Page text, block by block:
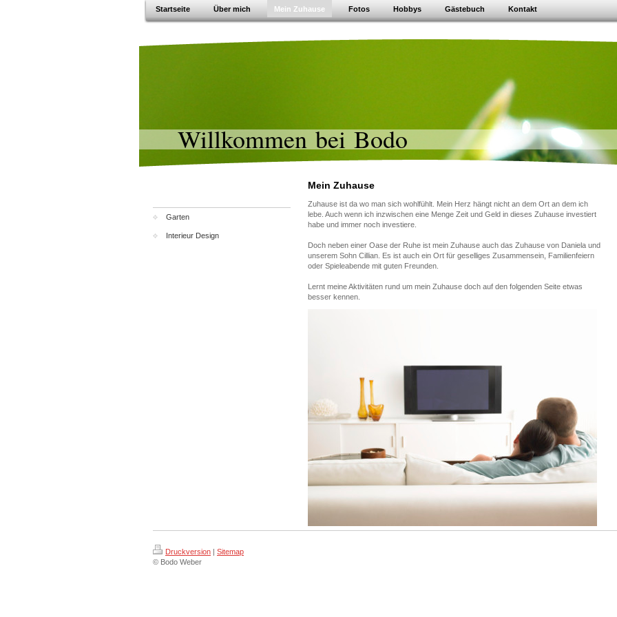
Startseite Über mich Mein Zuhause Fotos Hobbys Gästebuch Kontakt
Willkommen bei Bodo
Garten
Interieur Design
Mein Zuhause
Zuhause ist da wo man sich wohlfühlt. Mein Herz hängt nicht an dem Ort an dem ich
lebe. Auch wenn ich inzwischen eine Menge Zeit und Geld in dieses Zuhause investiert
habe und immer noch investiere.
Doch neben einer Oase der Ruhe ist mein Zuhause auch das Zuhause von Daniela und
unserem Sohn Cillian. Es ist auch ein Ort für geselliges Zusammensein, Familienfeiern
oder Spieleabende mit guten Freunden.
Lernt meine Aktivitäten rund um mein Zuhause doch auf den folgenden Seite etwas
besser kennen.
Druckversion | Sitemap
© Bodo Weber